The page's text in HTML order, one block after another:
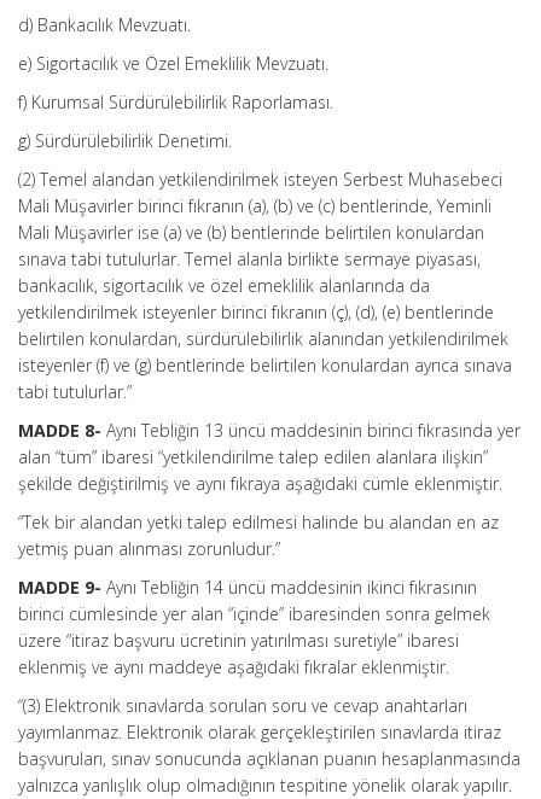
d) Bankacılık Mevzuatı.
e) Sigortacılık ve Özel Emeklilik Mevzuatı.
f) Kurumsal Sürdürülebilirlik Raporlaması.
g) Sürdürülebilirlik Denetimi.
(2) Temel alandan yetkilendirilmek isteyen Serbest Muhasebeci
Mali Müşavirler birinci fıkranın (a), (b) ve (c) bentlerinde, Yeminli
Mali Müşavirler ise (a) ve (b) bentlerinde belirtilen konulardan
sınava tabi tutulurlar. Temel alanla birlikte sermaye piyasası,
bankacılık, sigortacılık ve özel emeklilik alanlarında da
yetkilendirilmek isteyenler birinci fıkranın (ç), (d), (e) bentlerinde
belirtilen konulardan, sürdürülebilirlik alanından yetkilendirilmek
isteyenler (f) ve (g) bentlerinde belirtilen konulardan ayrıca sınava
tabi tutulurlar.”
MADDE 8- Aynı Tebliğin 13 üncü maddesinin birinci fıkrasında yer
alan “tüm” ibaresi “yetkilendirilme talep edilen alanlara ilişkin”
şekilde değiştirilmiş ve aynı fıkraya aşağıdaki cümle eklenmiştir.
“Tek bir alandan yetki talep edilmesi halinde bu alandan en az
yetmiş puan alınması zorunludur.”
MADDE 9- Aynı Tebliğin 14 üncü maddesinin ikinci fıkrasının
birinci cümlesinde yer alan “içinde” ibaresinden sonra gelmek
üzere “itiraz başvuru ücretinin yatırılması suretiyle” ibaresi
eklenmiş ve aynı maddeye aşağıdaki fıkralar eklenmiştir.
“(3) Elektronik sınavlarda sorulan soru ve cevap anahtarları
yayımlanmaz. Elektronik olarak gerçekleştirilen sınavlarda itiraz
başvuruları, sınav sonucunda açıklanan puanın hesaplanmasında
yalnızca yanlışlık olup olmadığının tespitine yönelik olarak yapılır.